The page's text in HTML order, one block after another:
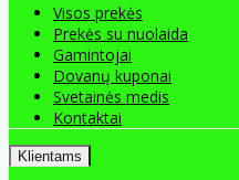
Visos prekės
Prekės su nuolaida
Gamintojai
Dovanų kuponai
Svetainės medis
Kontaktai
Klientams